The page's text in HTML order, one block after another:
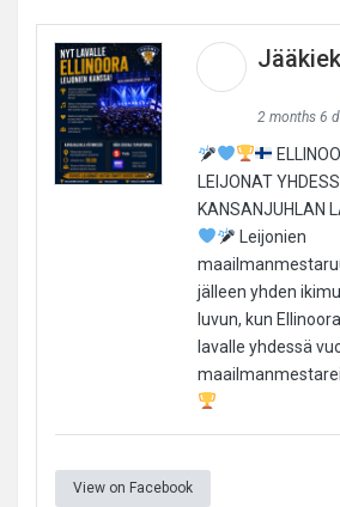
2 months 6
LEIJONAT
KANSANJUHLAN
Leijonien
jälleen yhden
luvun, kun
lavalle yhdessä
View on Facebook